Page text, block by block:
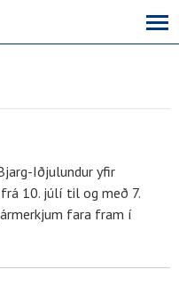
Iðjulundur yfir
10. júlí til og með 7.
fara fram í